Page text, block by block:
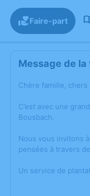
Faire-part
Message de la
Chère famille, chers
C’est avec une
Bousbach.
Nous vous invitons
pensées à travers
Un service de